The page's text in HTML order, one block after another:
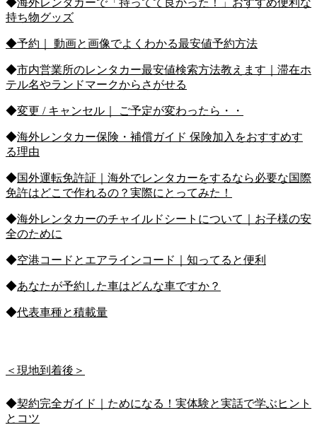
持ち物グッズ
◆予約｜ 動画と画像でよくわかる最安値予約方法
◆市内営業所のレンタカー最安値検索方法教えます｜滞在ホ
テル名やランドマークからさがせる
◆変更 / キャンセル｜ ご予定が変わったら・・
◆海外レンタカー保険・補償ガイド 保険加入をおすすめす
る理由
◆国外運転免許証｜海外でレンタカーをするなら必要な国際
免許はどこで作れるの？実際にとってみた！
◆海外レンタカーのチャイルドシートについて｜お子様の安
全のために
◆空港コードとエアラインコード｜知ってると便利
◆あなたが予約した車はどんな車ですか？
◆代表車種と積載量
＜現地到着後＞
◆契約完全ガイド｜ためになる！実体験と実話で学ぶヒント
とコツ